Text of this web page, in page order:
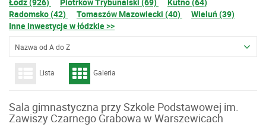
Radomsko (42)
Tomaszów Mazowiecki (40)
Wieluń (39)
Inne inwestycje w łódzkie >>
Nazwa od A do Z
Lista Galeria
Sala gimnastyczna przy Szkole Podstawowej im.
Zawiszy Czarnego Grabowa w Warszewicach